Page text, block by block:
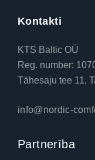
Kontakti
KTS Baltic OÜ
Reg. number:
Tähesaju tee 11,
info@nordic-
Partnerība